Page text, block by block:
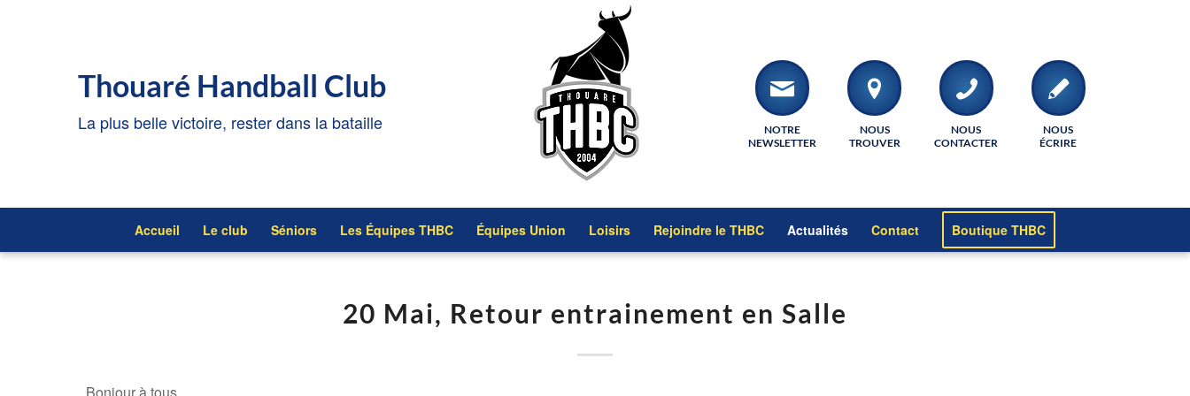
Thouaré Handball Club
La plus belle victoire, rester dans la bataille
NOTRE
NEWSLETTER
NOUS
TROUVER
NOUS
CONTACTER
NOUS
ÉCRIRE
Accueil Le club Séniors Les Équipes THBC Équipes Union Loisirs Rejoindre le THBC Actualités Contact Boutique THBC
20 Mai, Retour entrainement en Salle
Bonjour à tous,